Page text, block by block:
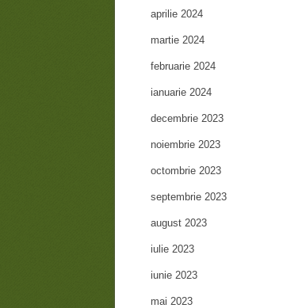
aprilie 2024
martie 2024
februarie 2024
ianuarie 2024
decembrie 2023
noiembrie 2023
octombrie 2023
septembrie 2023
august 2023
iulie 2023
iunie 2023
mai 2023